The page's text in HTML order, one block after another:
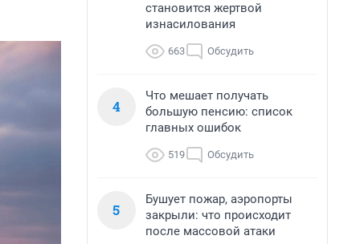
становится жертвой
изнасилования
663 Обсудить
4
Что мешает получать
большую пенсию: список
главных ошибок
519 Обсудить
5
Бушует пожар, аэропорты
закрыли: что происходит
после массовой атаки